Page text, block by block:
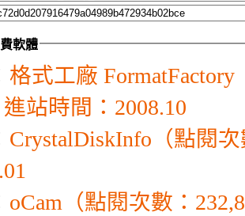
軟體
格式工廠
進站時間：2008.10
CrystalDiskInfo（點閱
oCam（點閱次數：